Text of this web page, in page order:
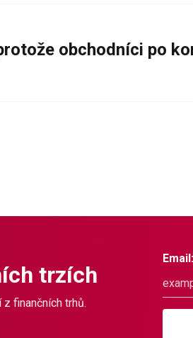
obchodníci po
trzích
finančních trhů.
Email: